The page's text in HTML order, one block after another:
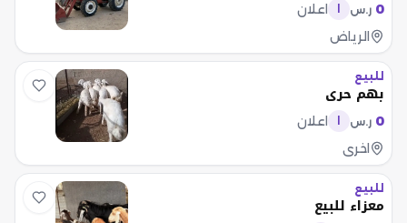
0 ر.س
اعلان
الرياض
للبيع
بهم حري
0 ر.س
اعلان
اخرى
للبيع
معزاء للبيع